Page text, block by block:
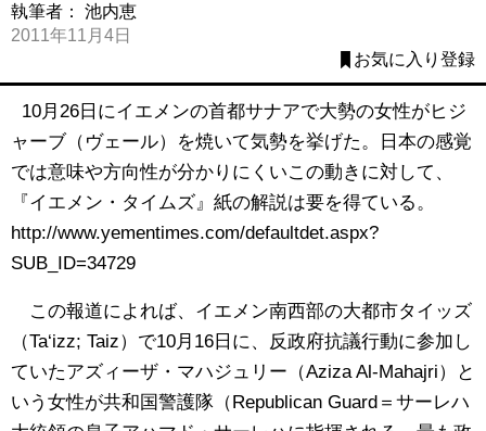
執筆者： 池内恵
2011年11月4日
お気に入り登録
10月26日にイエメンの首都サナアで大勢の女性がヒジ
ャーブ（ヴェール）を焼いて気勢を挙げた。日本の感覚
では意味や方向性が分かりにくいこの動きに対して、
『イエメン・タイムズ』紙の解説は要を得ている。
http://www.yementimes.com/defaultdet.aspx?
SUB_ID=34729
この報道によれば、イエメン南西部の大都市タイッズ
（Ta‘izz; Taiz）で10月16日に、反政府抗議行動に参加し
ていたアズィーザ・マハジュリー（Aziza Al-Mahajri）と
いう女性が共和国警護隊（Republican Guard＝サーレハ